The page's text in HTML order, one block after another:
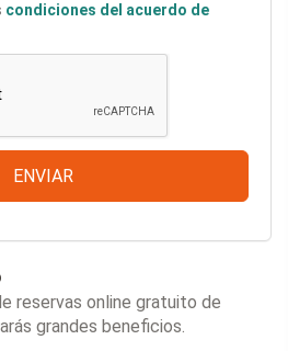
condiciones del acuerdo de
reservas online gratuito de
grandes beneficios.